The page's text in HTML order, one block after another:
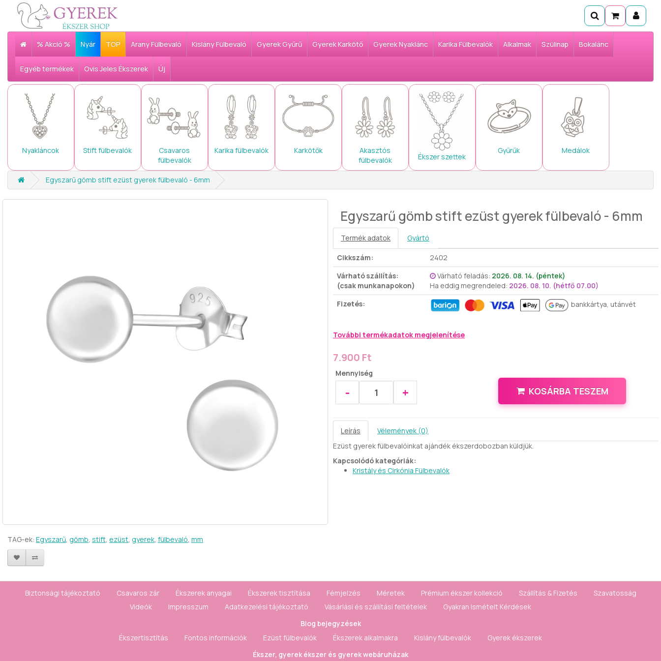
% Akció % Nyár TOP Arany Fülbevaló Kislány Fülbevaló Gyerek Gyűrű Gyerek Karkötő Gyerek Nyaklánc Karika Fülbevalók Alkalmak Szülinap Bokalánc
Egyéb termékek Ovis Jeles Ékszerek Új
Nyakláncok Stift fülbevalók
Csavaros
fülbevalók
Karika fülbevalók Karkötők
Akasztós
fülbevalók
Ékszer szettek
Gyűrűk Medálok
Egyszarű gömb stift ezüst gyerek fülbevaló - 6mm
Egyszarű gömb stift ezüst gyerek fülbevaló - 6mm
Termék adatok Gyártó
Cikkszám:
2402
Várható szállítás:
(csak munkanapokon)
Várható feladás: 2026. 08. 14. (péntek)
Ha eddig megrendeled: 2026. 08. 10. (hétfő 07.00)
Fizetés:
bankkártya, utánvét
További termékadatok megjelenítése
7.900 Ft
Mennyiség
- + KOSÁRBA TESZEM
Leírás
Vélemények (0)
Ezüst gyerek fülbevalóinkat ajándék ékszerdobozban küldjük.
Kapcsolódó kategóriák:
Kristály és Cirkónia Fülbevalók
TAG-ek: Egyszarű gömb stift ezüst gyerek fülbevaló mm
Biztonsági tájékoztató Csavaros zár Ékszerek anyagai Ékszerek tisztítása Fémjelzés Méretek Prémium ékszer kollekció Szállítás & Fizetés
Szavatosság
Videók
Impresszum Adatkezelési tájékoztató Vásárlási és szállítási feltételek
Gyakran Ismételt Kérdések
Blog bejegyzések
Ékszertisztítás
Fontos információk Ezüst fülbevalók Ékszerek alkalmakra Kislány fülbevalók
Gyerek ékszerek
Ékszer, gyerek ékszer és gyerek webáruházak